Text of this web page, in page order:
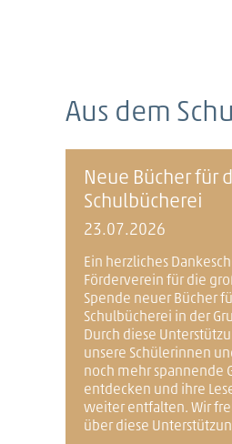
Aus dem
Neue Bücher für
Schulbücherei
23.07.2026
Ein herzliches
Förderverein für die
Spende neuer Bücher
Schulbücherei in der
Durch diese
unsere Schülerinnen
noch mehr spannende
entdecken und ihre
weiter entfalten. Wir
über diese